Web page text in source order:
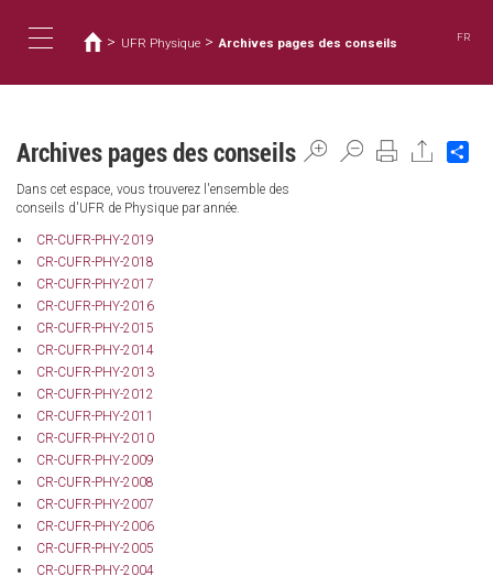
main
navigation
are
here
> UFR Physique > Archives pages des conseils FR
Archives pages des conseils
Dans cet espace, vous trouverez l'ensemble des
conseils d'UFR de Physique par année.
CR-CUFR-PHY-2019
CR-CUFR-PHY-2018
CR-CUFR-PHY-2017
CR-CUFR-PHY-2016
CR-CUFR-PHY-2015
CR-CUFR-PHY-2014
CR-CUFR-PHY-2013
CR-CUFR-PHY-2012
CR-CUFR-PHY-2011
CR-CUFR-PHY-2010
CR-CUFR-PHY-2009
CR-CUFR-PHY-2008
CR-CUFR-PHY-2007
CR-CUFR-PHY-2006
CR-CUFR-PHY-2005
CR-CUFR-PHY-2004